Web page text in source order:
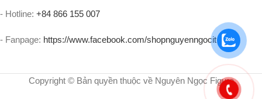
- Hotline: +84 866 155 007
- Fanpage: https://www.facebook.com/shopnguyenngocit
Copyright © Bản quyền thuộc về Nguyên Ngọc Figure